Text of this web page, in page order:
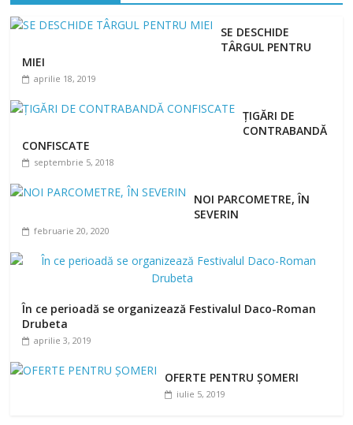
SE DESCHIDE
TÂRGUL PENTRU
MIEI
aprilie 18, 2019
ȚIGĂRI DE
CONTRABANDĂ
CONFISCATE
septembrie 5, 2018
NOI PARCOMETRE, ÎN
SEVERIN
februarie 20, 2020
În ce perioadă se organizează Festivalul Daco-Roman
Drubeta
aprilie 3, 2019
OFERTE PENTRU ȘOMERI
iulie 5, 2019